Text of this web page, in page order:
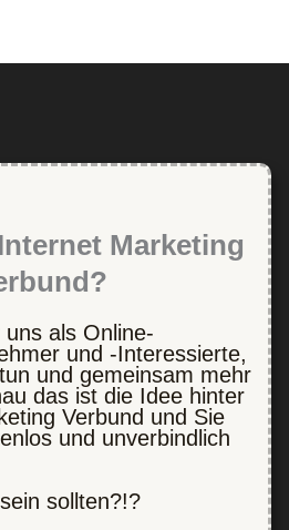
Marketing
als Online-
und -Interessierte,
und gemeinsam mehr
das ist die Idee hinter
Verbund und Sie
und unverbindlich
sollten?!?